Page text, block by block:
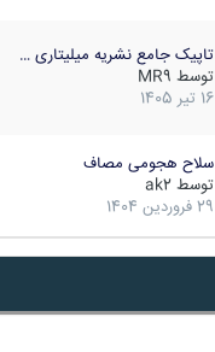
تاپیک جامع نشریه میلیتاری …
توسط MR9
16 تیر 1405
سلاح هجومی مصاف
توسط ak2
29 فروردین 1404